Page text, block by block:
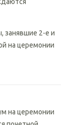
занявшие
занявшие 2-е и
на церемонии